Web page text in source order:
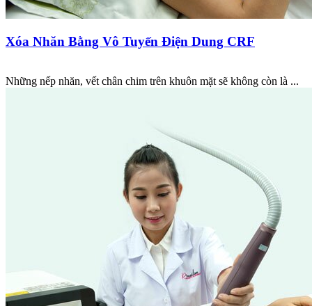
Xóa Nhăn Bằng Vô Tuyến Điện Dung CRF
Những nếp nhăn, vết chân chim trên khuôn mặt sẽ không còn là ...